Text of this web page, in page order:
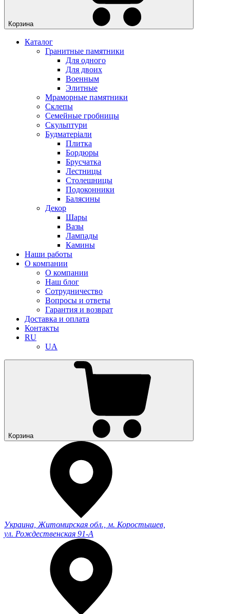
Корзина
Каталог
Гранитные памятники
Для одного
Для двоих
Военным
Элитные
Мраморные памятники
Склепы
Семейные гробницы
Скульптури
Будматеріали
Плитка
Бордюры
Брусчатка
Лестницы
Столешницы
Подоконники
Балясины
Декор
Шары
Вазы
Лампады
Камины
Наши работы
О компании
О компании
Наш блог
Сотрудничество
Вопросы и ответы
Гарантия и возврат
Доставка и оплата
Контакты
RU
UA
Корзина
Украина, Житомирская обл., м. Коростышев,
ул. Рождественская 91-А